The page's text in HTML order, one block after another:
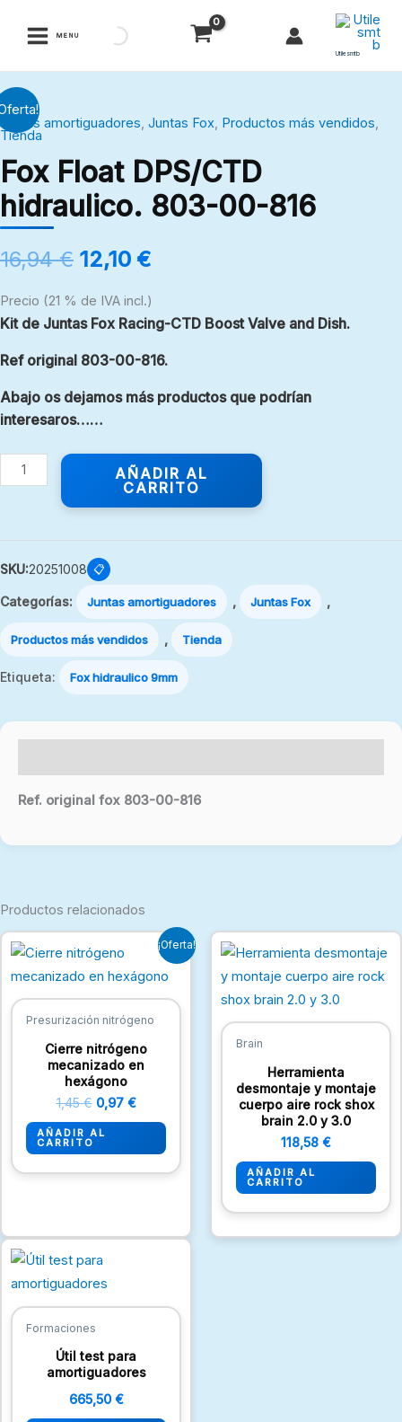
MENU
Utilesmtb
Juntas amortiguadores, Juntas Fox, Productos más vendidos,
Tienda
Fox Float DPS/CTD
hidraulico. 803-00-816
16,94€
precio
era:
16,94 €.
12,10 €
precio
es:
12,10 €.
Precio (21 % de IVA incl.)
Kit de Juntas Fox Racing-CTD Boost Valve and Dish.
Ref original 803-00-816.
Abajo os dejamos más productos que podrían
interesaros……
Fox
Float
hidraulico.
803-
00-
cantidad
AÑADIR AL
CARRITO
SKU:20251008 📋
Categorías: Juntas amortiguadores , Juntas Fox ,
Productos más vendidos , Tienda
Etiqueta: Fox hidraulico 9mm
Ref. original fox 803-00-816
Productos relacionados
¡Oferta!
Presurización nitrógeno
Cierre nitrógeno
mecanizado en
hexágono
1,45€
precio
original
1,45 €.
0,97 €
precio
actual
es:
0,97 €.
AÑADIR AL
CARRITO
Brain
Herramienta
desmontaje y montaje
cuerpo aire rock shox
brain 2.0 y 3.0
118,58 €
AÑADIR AL
CARRITO
Formaciones
Útil test para
amortiguadores
665,50 €